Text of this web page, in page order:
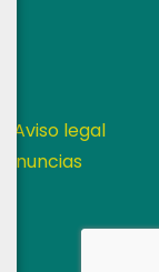
Aviso legal